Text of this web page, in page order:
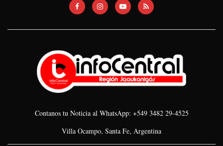
Contanos tu Noticia al WhatsApp: +549 3482 29-4525
Villa Ocampo, Santa Fe, Argentina